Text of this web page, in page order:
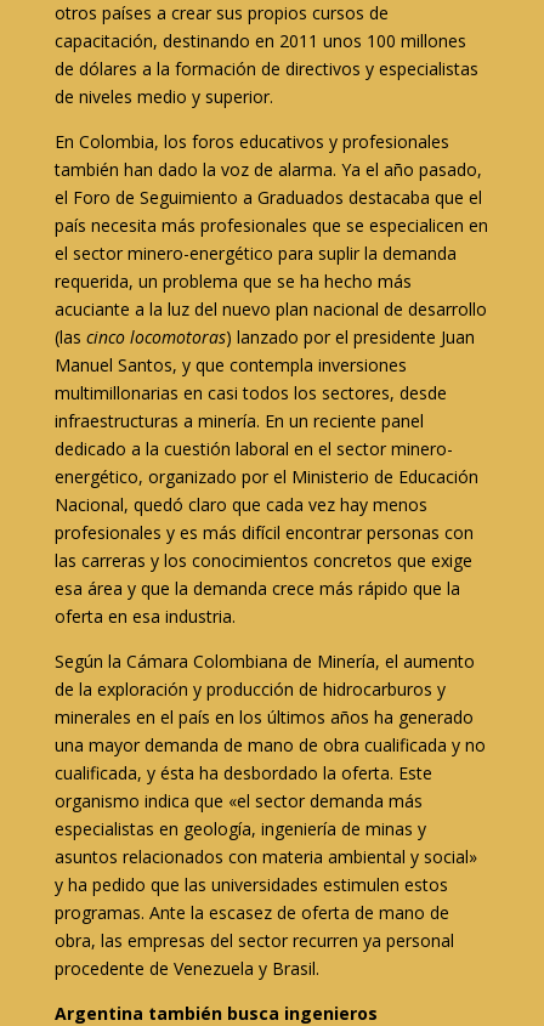
otros países a crear sus propios cursos de
capacitación, destinando en 2011 unos 100 millones
de dólares a la formación de directivos y especialistas
de niveles medio y superior.
En Colombia, los foros educativos y profesionales
también han dado la voz de alarma. Ya el año pasado,
el Foro de Seguimiento a Graduados destacaba que el
país necesita más profesionales que se especialicen en
el sector minero-energético para suplir la demanda
requerida, un problema que se ha hecho más
acuciante a la luz del nuevo plan nacional de desarrollo
(las cinco locomotoras) lanzado por el presidente Juan
Manuel Santos, y que contempla inversiones
multimillonarias en casi todos los sectores, desde
infraestructuras a minería. En un reciente panel
dedicado a la cuestión laboral en el sector minero-
energético, organizado por el Ministerio de Educación
Nacional, quedó claro que cada vez hay menos
profesionales y es más difícil encontrar personas con
las carreras y los conocimientos concretos que exige
esa área y que la demanda crece más rápido que la
oferta en esa industria.
Según la Cámara Colombiana de Minería, el aumento
de la exploración y producción de hidrocarburos y
minerales en el país en los últimos años ha generado
una mayor demanda de mano de obra cualificada y no
cualificada, y ésta ha desbordado la oferta. Este
organismo indica que «el sector demanda más
especialistas en geología, ingeniería de minas y
asuntos relacionados con materia ambiental y social»
y ha pedido que las universidades estimulen estos
programas. Ante la escasez de oferta de mano de
obra, las empresas del sector recurren ya personal
procedente de Venezuela y Brasil.
Argentina también busca ingenieros